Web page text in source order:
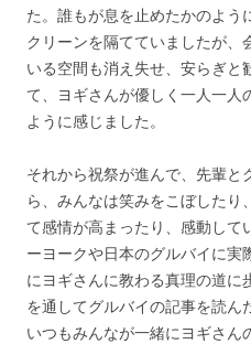
た。誰もが息を止めたかのよう
クリーンを隔てていましたが、
いる空間も消え失せ、安らぎと
て、ヨギさんが優しく一人一人
ように感じました。
それから祝祭が進んで、先輩と
ら、みんなは笑みをこぼしたり
て感情が高まったり、感動して
ーヨークや日本のグルバイに
にヨギさんに教わる真理の道
を通してグルバイの記事を読ん
いつもみんなが一緒にヨギさん